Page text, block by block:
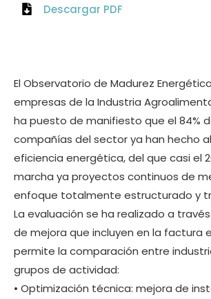
El Observatorio de Madurez
empresas de la Industria
ha puesto de manifiesto que el 84%
compañías del sector ya han hecho
eficiencia energética, del que casi el
marcha ya proyectos continuos de
enfoque totalmente estructurado y
La evaluación se ha realizado a
de mejora que incluyen en la factura
permite la comparación entre
grupos de actividad:
• Optimización técnica: mejora de
Descargar PDF